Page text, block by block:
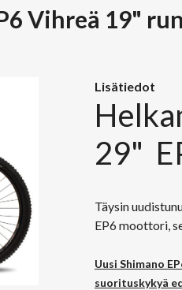
Vihreä 19"
Lisätiedot
29"
Täysin
EP6 moottori,
Uusi Shimano
suorituskykyä